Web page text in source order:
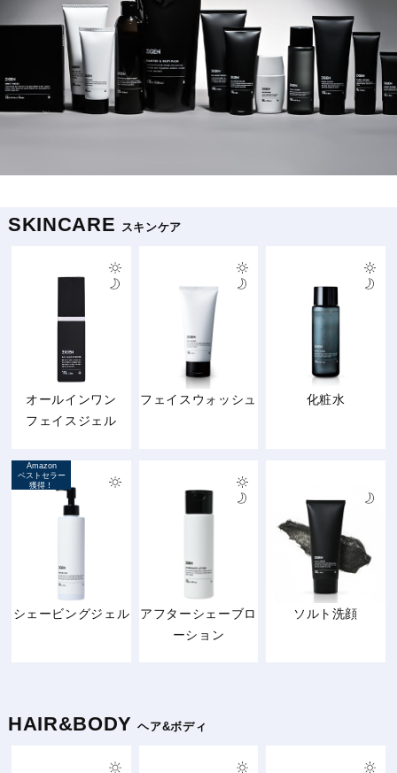
SKINCARE スキンケア
オールインワン
フェイスジェル
フェイスウォッシュ 化粧水
Amazon
ベストセラー
獲得！
シェービングジェル
アフターシェーブロ
ーション
ソルト洗顔
HAIR&BODYヘア&ボディ